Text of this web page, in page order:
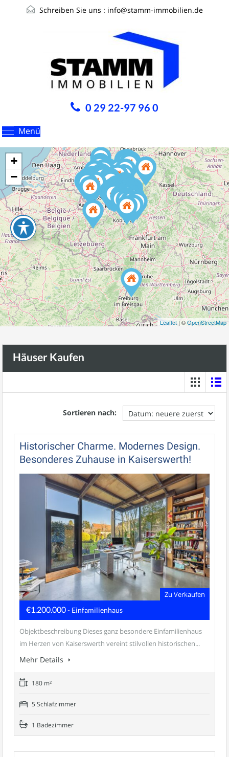
Schreiben Sie uns : info@stamm-immobilien.de
0 29 22-97 96 0
Menü
+
−
Leaflet | ©OpenStreetMap
Häuser Kaufen
Sortieren nach:
Historischer Charme. Modernes Design.
Besonderes Zuhause in Kaiserswerth!
Zu Verkaufen
€1.200.000- Einfamilienhaus
Objektbeschreibung Dieses ganz besondere Einfamilienhaus
im Herzen von Kaiserswerth vereint stilvollen historischen...
Mehr Details
180 m²
5 Schlafzimmer
1 Badezimmer